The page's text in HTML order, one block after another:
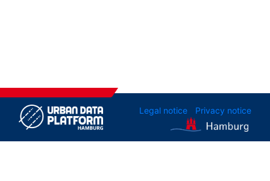
Legal notice Privacy notice